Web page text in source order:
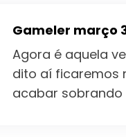
Gameler março
Agora é aquela
dito aí ficaremos
acabar sobrando